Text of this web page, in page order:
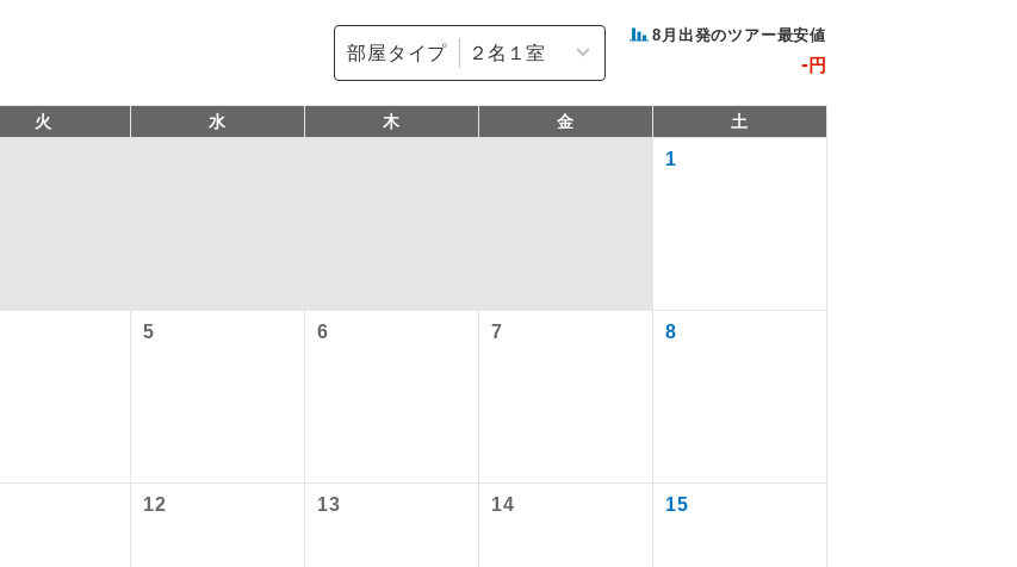
部屋タイプ
8 月出発のツアー最安値
-円
火 水 木 金 土
1
5 6 7 8
12 13 14 15
往路出発空港（駅）から復路到着空港（駅）まで同行しま